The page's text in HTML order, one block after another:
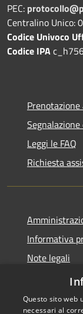
PEC:
Centralino Unico:
Codice Univoco
Codice IPA
Leggi le FAQ
Richiesta
Informativa
Note legali
Questo sito web
necessari al